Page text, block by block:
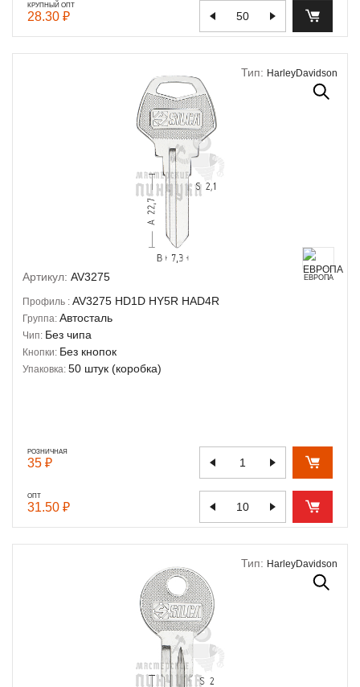
КРУПНЫЙ ОПТ
28.30 ₽
Тип: HarleyDavidson
Артикул: AV3275 ЕВРОПА
Профиль : AV3275 HD1D HY5R HAD4R
Группа: Автосталь
Чип: Без чипа
Кнопки: Без кнопок
Упаковка: 50 штук (коробка)
РОЗНИЧНАЯ
35 ₽
ОПТ
31.50 ₽
Тип: HarleyDavidson